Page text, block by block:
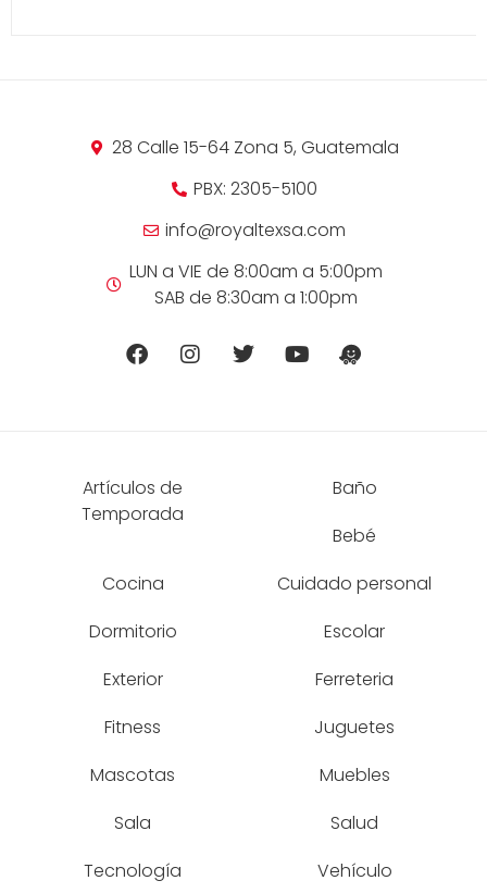
28 Calle 15-64 Zona 5, Guatemala
PBX: 2305-5100
info@royaltexsa.com
LUN a VIE de 8:00am a 5:00pm
SAB de 8:30am a 1:00pm
Artículos de
Temporada
Baño
Bebé
Cocina
Cuidado personal
Dormitorio
Escolar
Exterior
Ferreteria
Fitness
Juguetes
Mascotas
Muebles
Sala
Salud
Tecnología
Vehículo